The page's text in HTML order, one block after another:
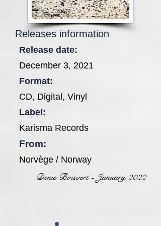
Releases information
Release date:
December 3, 2021
Format:
CD, Digital, Vinyl
Label:
Karisma Records
From:
Norvège / Norway
Denis Boisvert - January 2022